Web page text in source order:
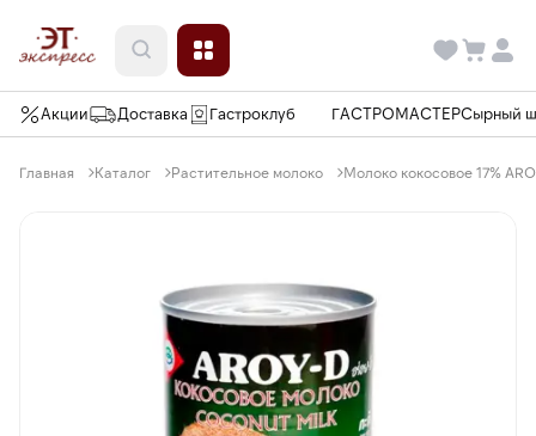
Акции Доставка Гастроклуб ГАСТРОМАСТЕРСырный
Главная Каталог Растительное молоко Молоко кокосовое 17%